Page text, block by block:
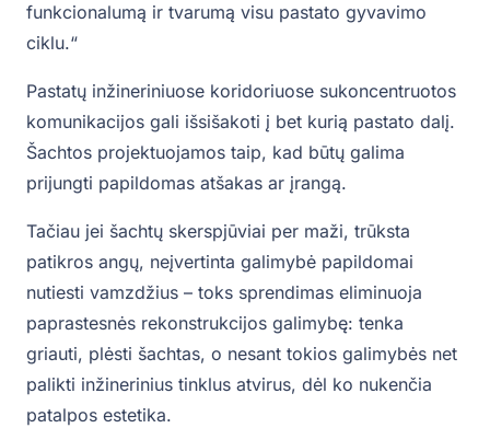
funkcionalumą ir tvarumą visu pastato gyvavimo
ciklu.“
Pastatų inžineriniuose koridoriuose sukoncentruotos
komunikacijos gali išsišakoti į bet kurią pastato dalį.
Šachtos projektuojamos taip, kad būtų galima
prijungti papildomas atšakas ar įrangą.
Tačiau jei šachtų skerspjūviai per maži, trūksta
patikros angų, neįvertinta galimybė papildomai
nutiesti vamzdžius – toks sprendimas eliminuoja
paprastesnės rekonstrukcijos galimybę: tenka
griauti, plėsti šachtas, o nesant tokios galimybės net
palikti inžinerinius tinklus atvirus, dėl ko nukenčia
patalpos estetika.